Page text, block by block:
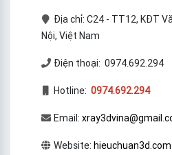
Địa chỉ: C24 - TT12, KĐT
Nội, Việt Nam
Điện thoại: 0974.692.294
Hotline: 0974.692.294
Email:
Website: hieuchuan3d.com